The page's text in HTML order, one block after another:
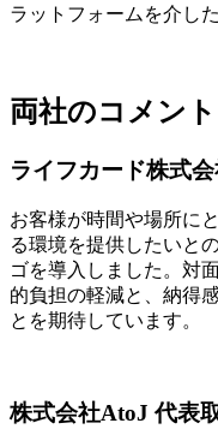
ラットフォームを介した
両社のコメント
ライフカード株式
お客様が時間や場所に
る環境を提供したいと
ゴを導入しました。対
的負担の軽減と、納得
とを期待しています。
株式会社AtoJ 代表